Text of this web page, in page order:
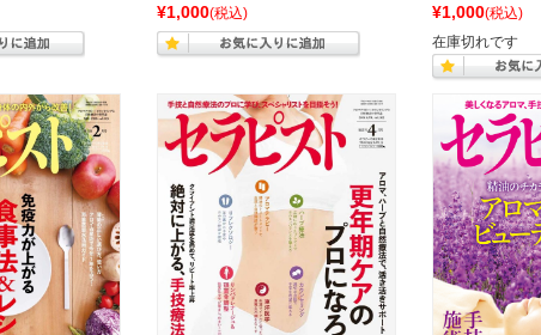
¥1,000(税込)
¥1,000(税込)
在庫切れです